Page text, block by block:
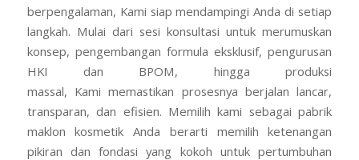
berpengalaman, Kami siap mendampingi Anda di setiap
langkah. Mulai dari sesi konsultasi untuk merumuskan
konsep, pengembangan formula eksklusif, pengurusan
HKI dan BPOM, hingga produksi
massal, Kami memastikan prosesnya berjalan lancar,
transparan, dan efisien. Memilih kami sebagai pabrik
maklon kosmetik Anda berarti memilih ketenangan
pikiran dan fondasi yang kokoh untuk pertumbuhan